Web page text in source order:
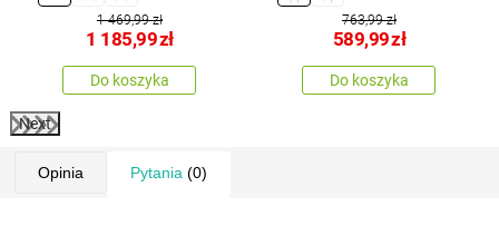
1 469,99 zł
1 185,99zł
Do koszyka
763,99 zł
589,99zł
Do koszyka
Next
Opinia Pytania (0)